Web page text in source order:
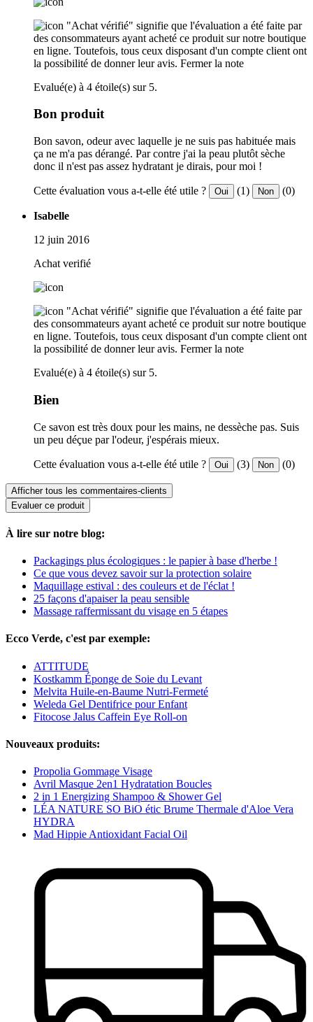
"Achat vérifié" signifie que l'évaluation a été faite par
des consommateurs ayant acheté ce produit sur notre boutique
en ligne. Toutefois, tous ceux disposant d'un compte client ont
la possibilité de donner leur avis. Fermer la note
Evalué(e) à 4 étoile(s) sur 5.
Bon produit
Bon savon, odeur avec laquelle je ne suis pas habituée mais
ça ne m'a pas dérangé. Par contre j'ai la peau plutôt sèche
donc il n'est pas assez hydratant je dirais, pour moi !
Cette évaluation vous a-t-elle été utile ? Oui (1) Non (0)
Isabelle
12 juin 2016
Achat verifié
"Achat vérifié" signifie que l'évaluation a été faite par
des consommateurs ayant acheté ce produit sur notre boutique
en ligne. Toutefois, tous ceux disposant d'un compte client ont
la possibilité de donner leur avis. Fermer la note
Evalué(e) à 4 étoile(s) sur 5.
Bien
Ce savon est très doux pour les mains, ne dessèche pas. Suis
un peu déçue par l'odeur, j'espérais mieux.
Cette évaluation vous a-t-elle été utile ? Oui (3) Non (0)
Afficher tous les commentaires-clients
Evaluer ce produit
À lire sur notre blog:
Packagings plus écologiques : le papier à base d'herbe !
Ce que vous devez savoir sur la protection solaire
Maquillage estival : des couleurs et de l'éclat !
25 façons d'apaiser la peau sensible
Massage raffermissant du visage en 5 étapes
Ecco Verde, c'est par exemple:
ATTITUDE
Kostkamm Éponge de Soie du Levant
Melvita Huile-en-Baume Nutri-Fermeté
Weleda Gel Dentifrice pour Enfant
Fitocose Jalus Caffein Eye Roll-on
Nouveaux produits:
Propolia Gommage Visage
Avril Masque 2en1 Hydratation Boucles
2 in 1 Energizing Shampoo & Shower Gel
LÉA NATURE SO BiO étic Brume Thermale d'Aloe Vera
HYDRA
Mad Hippie Antioxidant Facial Oil